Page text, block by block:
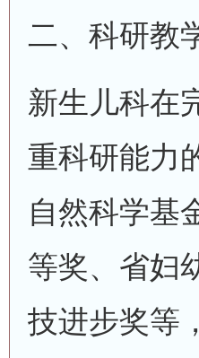
二、科研教
新生儿科在
重科研能力
自然科学基
等奖、省妇
技进步奖等